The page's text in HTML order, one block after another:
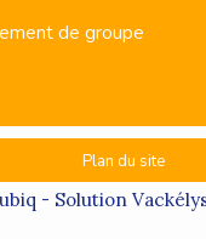
de groupe
Plan du site
- Solution